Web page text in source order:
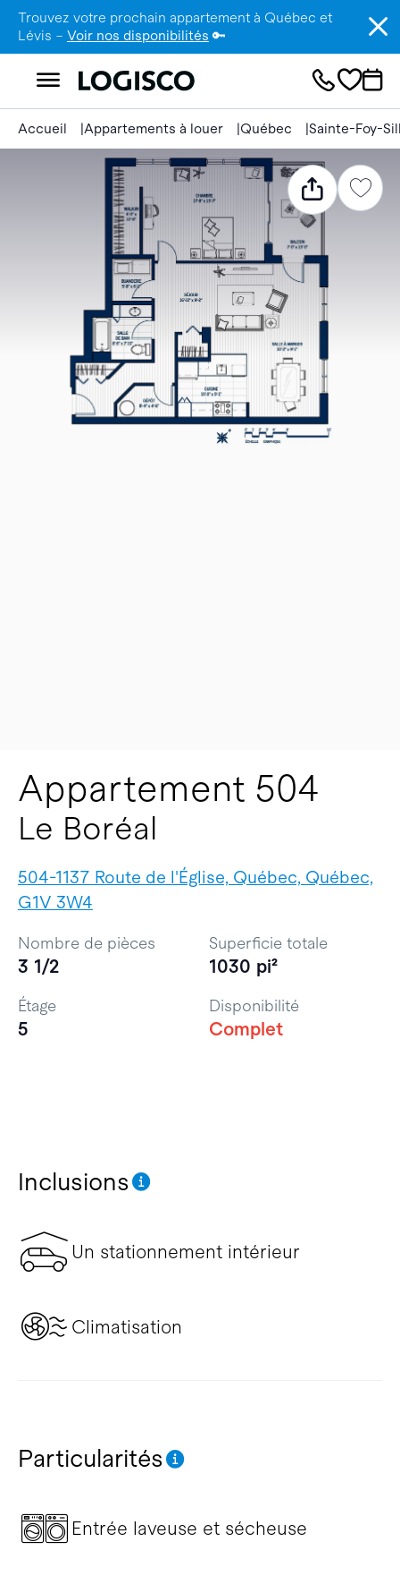
Trouvez votre prochain appartement à Québec et
Lévis – Voir nos disponibilités 🔑
Accueil Appartements à louer Québec Sainte-Foy-
Appartement 504
Le Boréal
504-1137 Route de l'Église, Québec, Québec,
G1V 3W4
Inclusions
Un stationnement intérieur
Climatisation
Particularités
Entrée laveuse et sécheuse
Nombre de pièces
3 1/2
Superficie totale
1030 pi²
Étage
5
Disponibilité
Complet